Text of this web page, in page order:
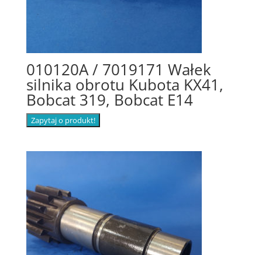
010120A / 7019171 Wałek
silnika obrotu Kubota KX41,
Bobcat 319, Bobcat E14
Zapytaj o produkt!